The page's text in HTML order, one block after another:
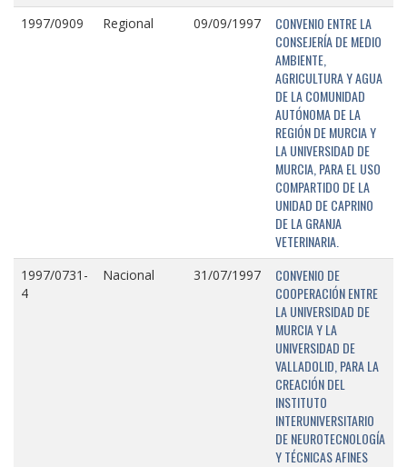
1997/0909 Regional 09/09/1997
CONVENIO ENTRE LA
CONSEJERÍA DE MEDIO
AMBIENTE,
AGRICULTURA Y AGUA
DE LA COMUNIDAD
AUTÓNOMA DE LA
REGIÓN DE MURCIA Y
LA UNIVERSIDAD DE
MURCIA, PARA EL USO
COMPARTIDO DE LA
UNIDAD DE CAPRINO
DE LA GRANJA
VETERINARIA.
1997/0731-
4
Nacional 31/07/1997
CONVENIO DE
COOPERACIÓN ENTRE
LA UNIVERSIDAD DE
MURCIA Y LA
UNIVERSIDAD DE
VALLADOLID, PARA LA
CREACIÓN DEL
INSTITUTO
INTERUNIVERSITARIO
DE NEUROTECNOLOGÍA
Y TÉCNICAS AFINES